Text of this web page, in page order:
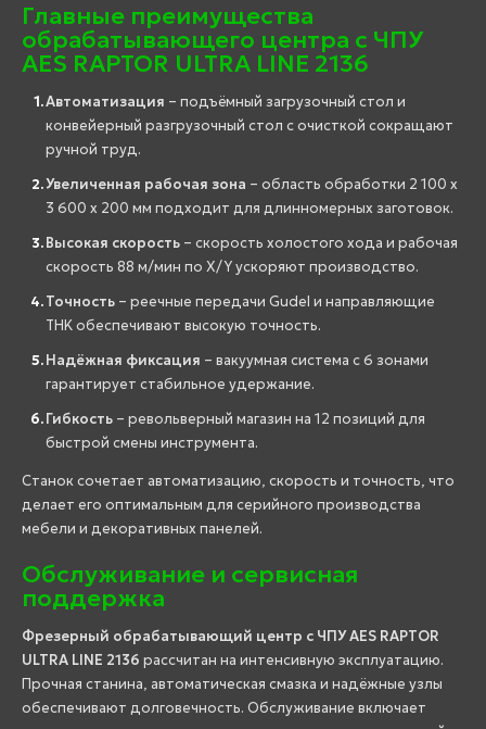
Главные преимущества
обрабатывающего центра с ЧПУ
AES RAPTOR ULTRA LINE 2136
Автоматизация – подъёмный загрузочный стол и
конвейерный разгрузочный стол с очисткой сокращают
ручной труд.
Увеличенная рабочая зона – область обработки 2 100 x
3 600 x 200 мм подходит для длинномерных заготовок.
Высокая скорость – скорость холостого хода и рабочая
скорость 88 м/мин по X/Y ускоряют производство.
Точность – реечные передачи Gudel и направляющие
THK обеспечивают высокую точность.
Надёжная фиксация – вакуумная система с 6 зонами
гарантирует стабильное удержание.
Гибкость – револьверный магазин на 12 позиций для
быстрой смены инструмента.
Станок сочетает автоматизацию, скорость и точность, что
делает его оптимальным для серийного производства
мебели и декоративных панелей.
Обслуживание и сервисная
поддержка
Фрезерный обрабатывающий центр с ЧПУ AES RAPTOR
ULTRA LINE 2136 рассчитан на интенсивную эксплуатацию.
Прочная станина, автоматическая смазка и надёжные узлы
обеспечивают долговечность. Обслуживание включает